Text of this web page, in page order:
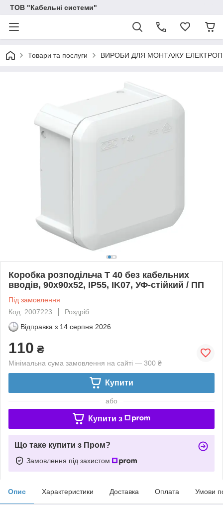
ТОВ "Кабельні системи"
Товари та послуги ВИРОБИ ДЛЯ МОНТАЖУ
Коробка розподільча Т 40 без кабельних
вводів, 90х90х52, ІР55, IK07, УФ-стійкий / ПП
Під замовлення
Код: 2007223
Роздріб
Відправка з 14 серпня 2026
110 ₴
Мінімальна сума замовлення на сайті — 300 ₴
Купити
або
Купити з
Що таке купити з Пром?
Замовлення під захистом
Опис Характеристики Доставка Оплата Умови